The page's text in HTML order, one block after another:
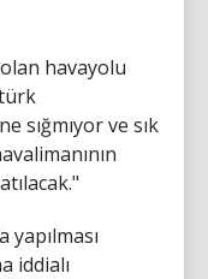
havayolu
sığmıyor ve sık
yapılması
iddialı